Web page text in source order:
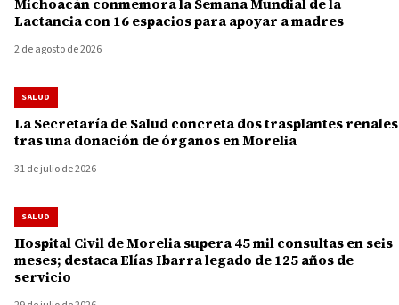
Lactancia con 16 espacios para apoyar a madres
2 de agosto de 2026
SALUD
La Secretaría de Salud concreta dos trasplantes renales
tras una donación de órganos en Morelia
31 de julio de 2026
SALUD
Hospital Civil de Morelia supera 45 mil consultas en seis
meses; destaca Elías Ibarra legado de 125 años de
servicio